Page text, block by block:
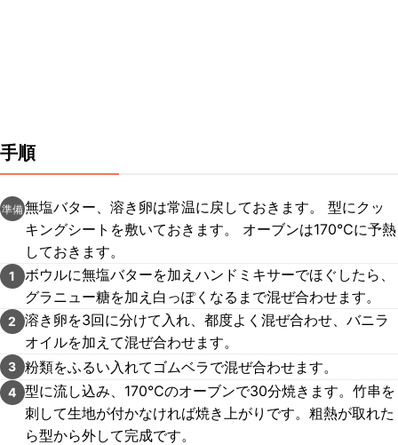
手順
準備無塩バター、溶き卵は常温に戻しておきます。 型にクッ
キングシートを敷いておきます。 オーブンは170℃に予熱
しておきます。
1
ボウルに無塩バターを加えハンドミキサーでほぐしたら、
グラニュー糖を加え白っぽくなるまで混ぜ合わせます。
2
溶き卵を3回に分けて入れ、都度よく混ぜ合わせ、バニラ
オイルを加えて混ぜ合わせます。
3 粉類をふるい入れてゴムベラで混ぜ合わせます。
4 型に流し込み、170℃のオーブンで30分焼きます。竹串を
刺して生地が付かなければ焼き上がりです。粗熱が取れた
ら型から外して完成です。